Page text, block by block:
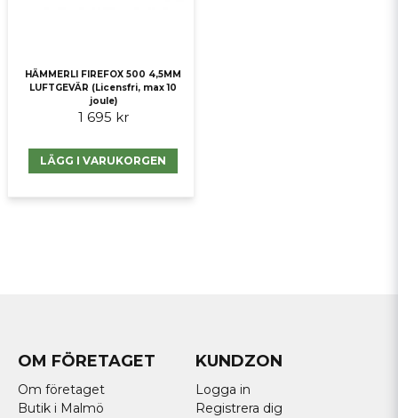
HÄMMERLI FIREFOX 500 4,5MM
LUFTGEVÄR (Licensfri, max 10
joule)
1 695 kr
LÄGG I VARUKORGEN
OM FÖRETAGET
Om företaget
Butik i Malmö
KUNDZON
Logga in
Registrera dig